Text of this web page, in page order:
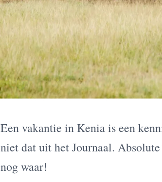
Een vakantie in Kenia is een
niet dat uit het Journaal.
nog waar!